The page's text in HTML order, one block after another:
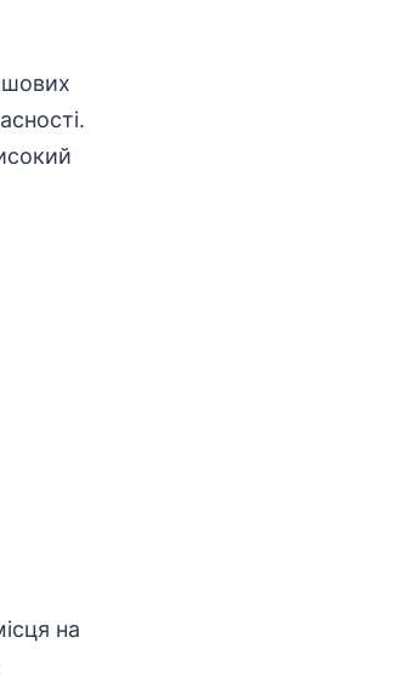
.
на